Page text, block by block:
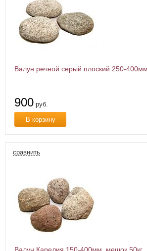
Валун речной серый плоский 250-
900 руб.
В корзину
сравнить